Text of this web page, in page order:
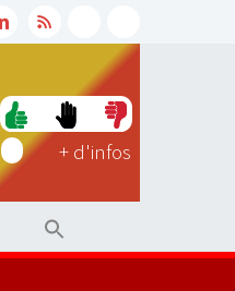
+ d'infos